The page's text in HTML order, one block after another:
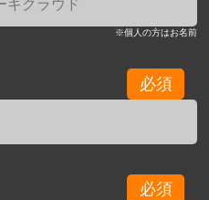
※個人の方はお名前
必須
必須